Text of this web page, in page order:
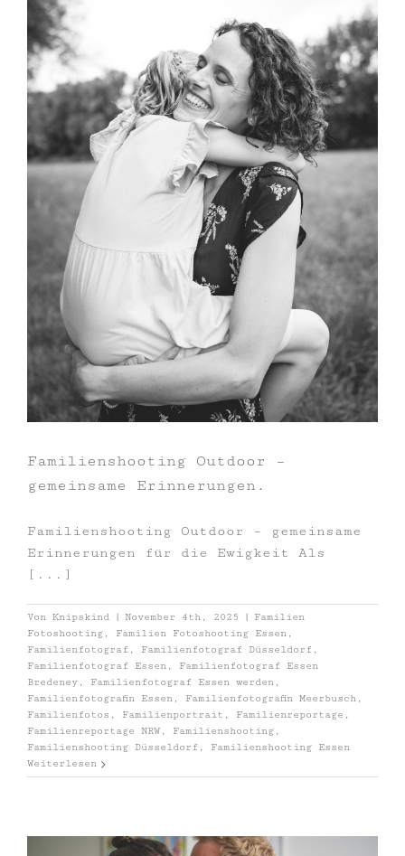
Familienshooting Outdoor –
gemeinsame Erinnerungen.
Familienshooting Outdoor – gemeinsame
Erinnerungen für die Ewigkeit Als
[...]
Von Knipskind | November 4th, 2025 |
Familien
Fotoshooting , Familien Fotoshooting Essen ,
Familienfotograf , Familienfotograf Düsseldorf ,
Familienfotograf Essen , Familienfotograf Essen
Bredeney , Familienfotograf Essen werden ,
Familienfotografin Essen , Familienfotografin Meerbusch ,
Familienfotos , Familienportrait , Familienreportage ,
Familienreportage NRW , Familienshooting ,
Familienshooting Düsseldorf , Familienshooting Essen
Weiterlesen